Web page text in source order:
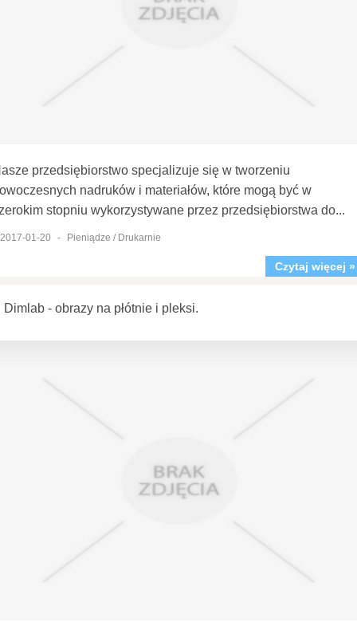
przedsiębiorstwo specjalizuje się w tworzeniu
nadruków i materiałów, które mogą być w
stopniu wykorzystywane przez przedsiębiorstwa do...
2017-01-20 - Pieniądze / Drukarnie
Czytaj więcej »
Dimlab - obrazy na płótnie i pleksi.